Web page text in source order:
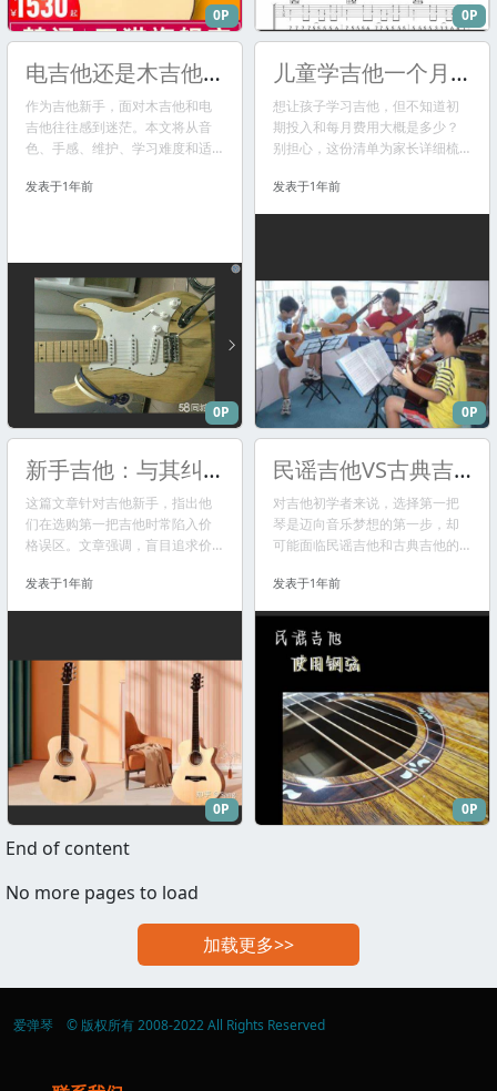
0P 0P
电吉他还是木吉他？别纠结了！这篇帮你选对你的第一把吉他
作为吉他新手，面对木吉他和电
吉他往往感到迷茫。本文将从音
色、手感、维护、学习难度和适
者的特点、优缺点，并针对不同
发表于1年前
0P
儿童学吉他一个月要多少钱？这份清单爸妈一定要看！
想让孩子学习吉他，但不知道初
期投入和每月费用大概是多少？
别担心，这份清单为家长详细梳
项可能开销，包括吉他、课程、
教材、配件等费用，并提供了选
发表于1年前
0P
新手吉他：与其纠结价格，不如搞懂这3个核心问题！
这篇文章针对吉他新手，指出他
们在选购第一把吉他时常陷入价
格误区。文章强调，盲目追求价
预算和喜欢的音乐风格，这三个
核心问题才是选择适合自己吉他
发表于1年前
0P
民谣吉他VS古典吉他：新手的第一把琴，选错毁终身？
对吉他初学者来说，选择第一把
琴是迈向音乐梦想的第一步，却
可能面临民谣吉他和古典吉他的
弃，重则热情磨灭，“毁终身”的说
法虽夸张，但影响深远！本文将
从外观、音色、弦距、演奏风格
等方面详细对比两者的区别，分
析各自适合的人群，并提供实用
的选购建议，助你做出不后悔的
决定。
发表于1年前
0P
End of content
No more pages to load
加载更多>>
爱弹琴 © 版权所有 2008-2022 All Rights Reserved